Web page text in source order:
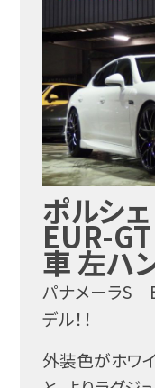
ポルシ
EUR-
車 左ハ
パナメーラS
デル！！
外装色がホワ